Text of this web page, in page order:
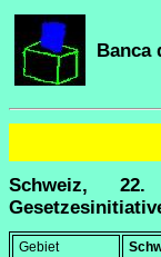
Banca
Schweiz,
Gebiet